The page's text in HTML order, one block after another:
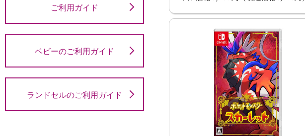
ご利用ガイド
ベビーのご利用ガイド
ランドセルのご利用ガイド